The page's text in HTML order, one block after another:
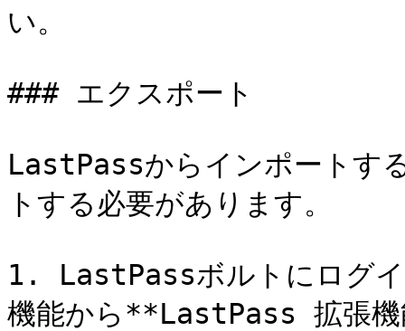
い。
### エクスポート
LastPassからインポートす
トする必要があります。
1. LastPassボルトにログ
機能から**LastPass 拡張